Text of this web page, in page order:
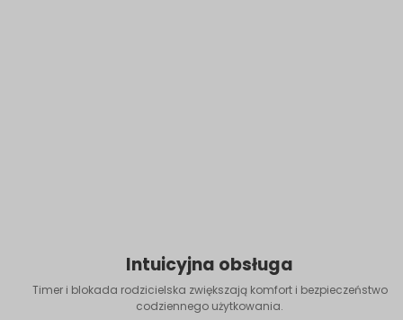
Intuicyjna obsługa
Timer i blokada rodzicielska zwiększają komfort i bezpieczeństwo
codziennego użytkowania.